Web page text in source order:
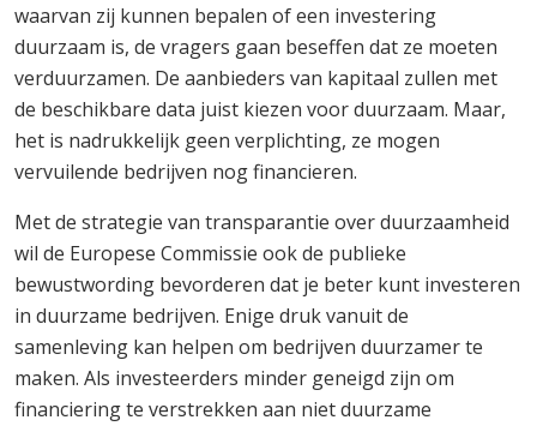
waarvan zij kunnen bepalen of een investering
duurzaam is, de vragers gaan beseffen dat ze moeten
verduurzamen. De aanbieders van kapitaal zullen met
de beschikbare data juist kiezen voor duurzaam. Maar,
het is nadrukkelijk geen verplichting, ze mogen
vervuilende bedrijven nog financieren.
Met de strategie van transparantie over duurzaamheid
wil de Europese Commissie ook de publieke
bewustwording bevorderen dat je beter kunt investeren
in duurzame bedrijven. Enige druk vanuit de
samenleving kan helpen om bedrijven duurzamer te
maken. Als investeerders minder geneigd zijn om
financiering te verstrekken aan niet duurzame